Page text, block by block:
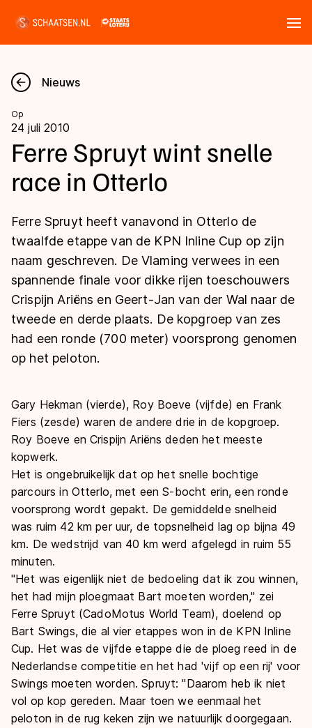
Nieuws
Kalender
Disciplines
Langebaan
Shorttrack
Inlineskaten
Kunstschaatsen
Schoonrijden
Natuurijs
Uitslagen
Langebaan
Shorttrack
Marathon
Inlineskaten
Kunstschaatsen
Tijden & historie
Ranglijsten Langebaan
Persoonlijke records & tijden
Historie & statistiek
De weg op
Inschrijven wedstrijden
Deze zomer de weg op
Waar kan ik schaatsen en skaten?
Schaatsfans
Evenementen
Tickets
Livestreams
Word schaatsfan!
Winacties
Olympische Spelen
Olympische Spelen
Medaille overzicht
Medaillespiegel
Olympische uitslagen
Van Jong tot Goud verhalen
Nieuws
Op
24 juli 2010
Ferre Spruyt wint snelle
race in Otterlo
Ferre Spruyt heeft vanavond in Otterlo de
twaalfde etappe van de KPN Inline Cup op zijn
naam geschreven. De Vlaming verwees in een
spannende finale voor dikke rijen toeschouwers
Crispijn Ariëns en Geert-Jan van der Wal naar de
tweede en derde plaats. De kopgroep van zes
had een ronde (700 meter) voorsprong genomen
op het peloton.
Gary Hekman (vierde), Roy Boeve (vijfde) en Frank
Fiers (zesde) waren de andere drie in de kopgroep.
Roy Boeve en Crispijn Ariëns deden het meeste
kopwerk.
Het is ongebruikelijk dat op het snelle bochtige
parcours in Otterlo, met een S-bocht erin, een ronde
voorsprong wordt gepakt. De gemiddelde snelheid
was ruim 42 km per uur, de topsnelheid lag op bijna 49
km. De wedstrijd van 40 km werd afgelegd in ruim 55
minuten.
"Het was eigenlijk niet de bedoeling dat ik zou winnen,
het had mijn ploegmaat Bart moeten worden," zei
Ferre Spruyt (CadoMotus World Team), doelend op
Bart Swings, die al vier etappes won in de KPN Inline
Cup. Het was de vijfde etappe die de ploeg reed in de
Nederlandse competitie en het had 'vijf op een rij' voor
Swings moeten worden. Spruyt: "Daarom heb ik niet
vol op kop gereden. Maar toen we eenmaal het
peloton in de rug keken zijn we natuurlijk doorgegaan.